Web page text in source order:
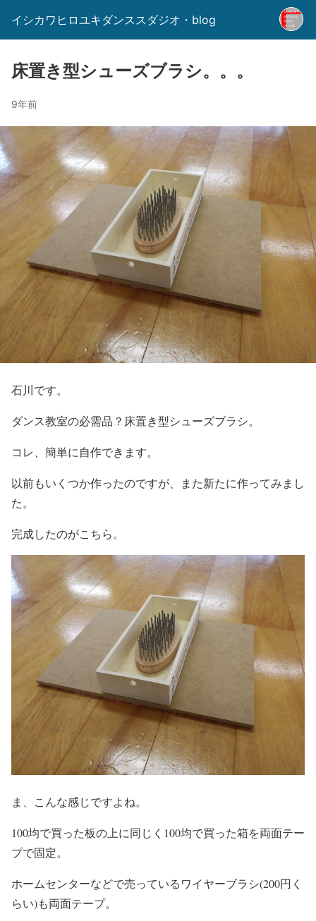
イシカワヒロユキダンススダジオ・blog
床置き型シューズブラシ。。。
9年前
石川です。
ダンス教室の必需品？床置き型シューズブラシ。
コレ、簡単に自作できます。
以前もいくつか作ったのですが、また新たに作ってみまし
た。
完成したのがこちら。
ま、こんな感じですよね。
100均で買った板の上に同じく100均で買った箱を両面テー
プで固定。
ホームセンターなどで売っているワイヤーブラシ(200円く
らい)も両面テープ。